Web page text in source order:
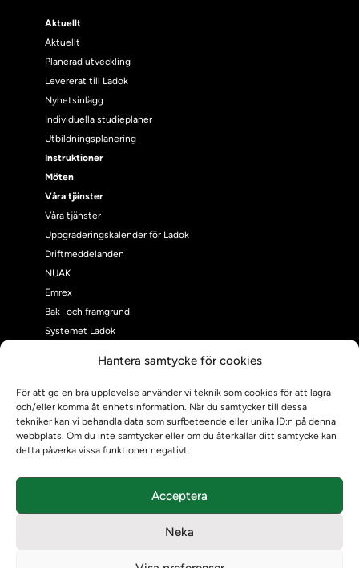
Hantera samtycke för cookies
För att ge en bra upplevelse använder vi teknik som cookies för att lagra
och/eller komma åt enhetsinformation. När du samtycker till dessa
tekniker kan vi behandla data som surfbeteende eller unika ID:n på denna
webbplats. Om du inte samtycker eller om du återkallar ditt samtycke kan
detta påverka vissa funktioner negativt.
Acceptera
Neka
Aktuellt
Aktuellt
Planerad utveckling
Levererat till Ladok
Nyhetsinlägg
Individuella studieplaner
Utbildningsplanering
Instruktioner
Möten
Våra tjänster
Våra tjänster
Uppgraderingskalender för Ladok
Driftmeddelanden
NUAK
Emrex
Bak- och framgrund
Systemet Ladok
Kontrollera intyg
Om oss
Om oss
Om Ladokkonsortiet
Ladokkonsortiet internationellt